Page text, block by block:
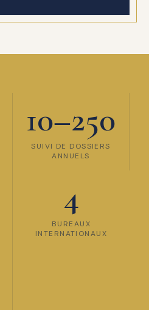
10–250
SUIVI DE DOSSIERS
ANNUELS
4
BUREAUX
INTERNATIONAUX